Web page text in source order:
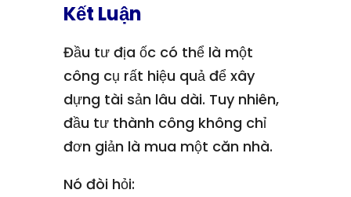
Kết Luận
Đầu tư địa ốc có thể là một
công cụ rất hiệu quả để xây
dựng tài sản lâu dài. Tuy nhiên,
đầu tư thành công không chỉ
đơn giản là mua một căn nhà.
Nó đòi hỏi: